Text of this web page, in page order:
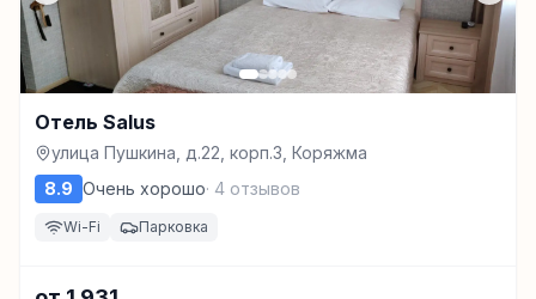
Отель Salus
улица Пушкина, д.22, корп.3, Коряжма
8.9 Очень хорошо· 4 отзывов
Wi-Fi Парковка